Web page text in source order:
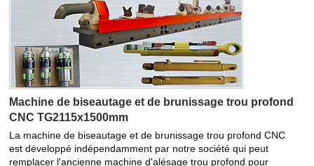
Machine de biseautage et de brunissage trou profond
CNC TG2115x1500mm
La machine de biseautage et de brunissage trou profond CNC
est développé indépendamment par notre société qui peut
remplacer l'ancienne machine d'alésage trou profond pour